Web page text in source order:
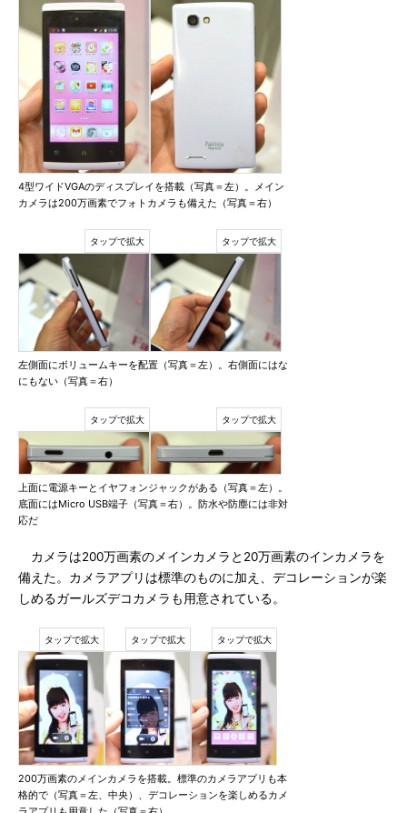
4型ワイドVGAのディスプレイを搭載（写真＝左）。メイン
カメラは200万画素でフォトカメラも備えた（写真＝右）
左側面にボリュームキーを配置（写真＝左）。右側面にはな
にもない（写真＝右）
上面に電源キーとイヤフォンジャックがある（写真＝左）。
底面にはMicro USB端子（写真＝右）。防水や防塵には非対
応だ
カメラは200万画素のメインカメラと20万画素のインカメラを
備えた。カメラアプリは標準のものに加え、デコレーションが楽
しめるガールズデコカメラも用意されている。
200万画素のメインカメラを搭載。標準のカメラアプリも本
格的で（写真＝左、中央）、デコレーションを楽しめるカメ